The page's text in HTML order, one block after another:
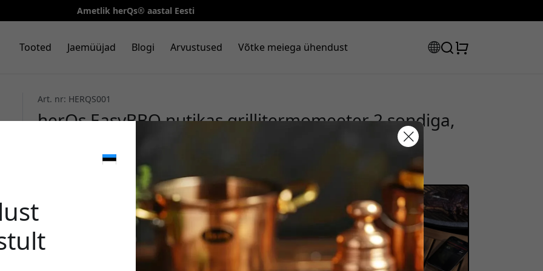
Ametlik herQs® aastal Eesti
Tooted Jaemüüjad Blogi Arvustused Võtke meiega ühendust
Art. nr: HERQS001
herQs EasyBBQ nutikas grillitermomeeter 2 sondiga,
äpiteavitustega ja 60 m juhtmevaba ulatusega
grillimise ja liha jaoks - Must
Kasuta seda koodi kassas, et saada 8% allahindlust.